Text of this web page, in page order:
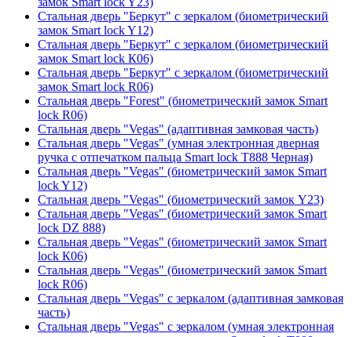
Стальная дверь "Беркут" с зеркалом (биометрический
замок Smart lock Y12)
Стальная дверь "Беркут" с зеркалом (биометрический
замок Smart lock К06)
Стальная дверь "Беркут" с зеркалом (биометрический
замок Smart lock R06)
Стальная дверь "Forest" (биометрический замок Smart
lock R06)
Стальная дверь "Vegas" (адаптивная замковая часть)
Стальная дверь "Vegas" (умная электронная дверная
ручка с отпечатком пальца Smart lock T888 Черная)
Стальная дверь "Vegas" (биометрический замок Smart
lock Y12)
Стальная дверь "Vegas" (биометрический замок Y23)
Стальная дверь "Vegas" (биометрический замок Smart
lock DZ 888)
Стальная дверь "Vegas" (биометрический замок Smart
lock К06)
Стальная дверь "Vegas" (биометрический замок Smart
lock R06)
Стальная дверь "Vegas" с зеркалом (адаптивная замковая
часть)
Стальная дверь "Vegas" с зеркалом (умная электронная